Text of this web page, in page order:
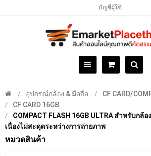
บัญชีผู้ใช้
อุปกรณ์กล้อง & มือถือ
CF CARD/
CF CARD 16GB
COMPACT FLASH 16GB ULTRA สำหรับกล้
เนื่องไม่สะดุดระหว่างการถ่ายภาพ
หมวดสินค้า